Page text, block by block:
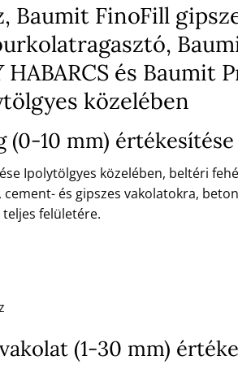
Baumit FinoFill
és Baumit
közelében
(0-10 mm)
Ipolytölgyes közelében, beltéri
és gipszes vakolatokra,
felületére.
(1-30 mm)